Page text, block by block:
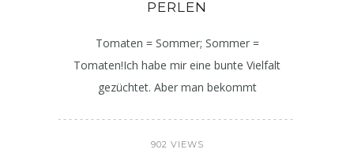
PERLEN
Tomaten = Sommer; Sommer =
Tomaten!Ich habe mir eine bunte Vielfalt
gezüchtet. Aber man bekommt
902 VIEWS